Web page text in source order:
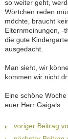
so weiter geht,
Wörtchen reden
möchte, braucht
Elternmeinungen, -
die gute
ausgedacht.
Man sieht, wir
kommen wir nicht
Eine schöne Woche
euer Herr Gaigals
voriger Beitrag